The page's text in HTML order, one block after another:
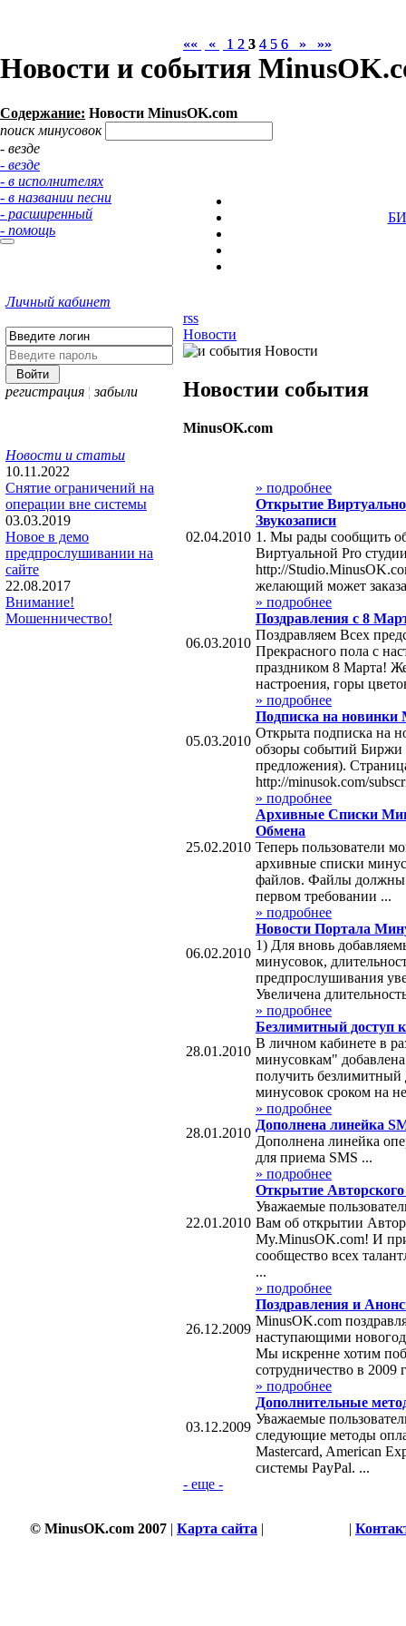
Новости и события
Содержание: Новости MinusOK.com
поиск минусовок
- везде
- везде
- в исполнителях
- в названии песни
- расширенный
- помощь
Личный кабинет
регистрация ¦ забыли
Новости и статьи
10.11.2022
Снятие ограничений на
операции вне системы
03.03.2019
Новое в демо
предпрослушивании на
сайте
22.08.2017
Внимание!
Мошенничество!
rss
Новости
Новостии события
MinusOK.com
«« « 1 2 3 4 5 6 » »»
02.04.2010
» подробнее
Открытие
Звукозаписи
1. Мы рады сообщить
Виртуальной Pro
http://
желающий может
06.03.2010
» подробнее
Поздравления с 8
Поздравляем Всех
Прекрасного пола с
праздником 8 Марта!
настроения, горы
05.03.2010
» подробнее
Подписка на новинки
Открыта подписка на
обзоры событий Биржи
предложения).
http://minusok.com/
25.02.2010
» подробнее
Архивные Списки
Обмена
Теперь пользователи
архивные списки
файлов. Файлы должны
первом требовании ...
06.02.2010
» подробнее
Новости Портала
1) Для вновь
минусовок,
предпрослушивания
Увеличена
28.01.2010
» подробнее
Безлимитный доступ
В личном кабинете в
минусовкам"
получить безлимитный
минусовок сроком на
28.01.2010
» подробнее
Дополнена линейка
Дополнена линейка
для приема SMS ...
22.01.2010
» подробнее
Открытие
Уважаемые
Вам об открытии
My.MinusOK.com! И
сообщество всех
...
26.12.2009
» подробнее
Поздравления и
MinusOK.com
наступающими
Мы искренне хотим
сотрудничество в 2009
03.12.2009
» подробнее
Дополнительные
Уважаемые
следующие методы
Mastercard, American
системы PayPal. ...
- еще -
«« « 1 2 3 4 5 6 » »»
© MinusOK.com 2007 | Карта сайта | |